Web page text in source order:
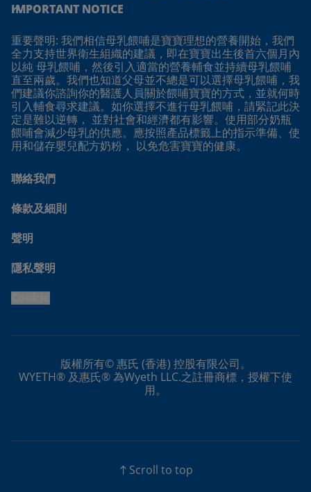
IMPORTANT NOTICE
重要聲明: 我們相信母乳餵哺是寶寶理想的營養開始，我們
全力支持世界衛生組織的建議，即在寶寶出生後首六個月內
以純 母乳餵哺，然後引入適當的營養輔食並持續母乳餵哺
直至兩歲。我們也知道父母並不總是可以選擇母乳餵哺，我
們建議你諮詢你的醫護人員關於餵哺寶寶的方式，並就何時
引入輔食尋求建議。如你選擇不進行母乳餵哺，請緊記此決
定是難以逆轉， 並對社會和經濟都有影響。使用部分奶瓶
餵哺會減少母乳的供應。應按照產品標籤上的指示準備、使
用和儲存嬰兒配方奶粉， 以免危害寶寶的健康。
聯絡我們
條款及細則
聲明
隱私聲明
版權所有© 惠氏 (香港) 控股有限公司。
WYETH® 及惠氏® 為Wyeth LLC.之註冊商標，授權下使
用。
Scroll to top